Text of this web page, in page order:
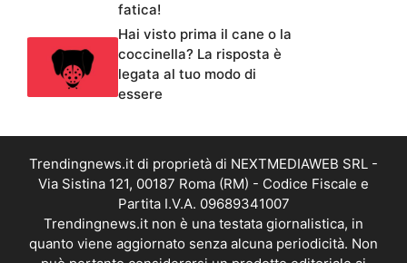
fatica!
Hai visto prima il cane o la
coccinella? La risposta è
legata al tuo modo di
essere
Trendingnews.it di proprietà di NEXTMEDIAWEB SRL -
Via Sistina 121, 00187 Roma (RM) - Codice Fiscale e
Partita I.V.A. 09689341007
Trendingnews.it non è una testata giornalistica, in
quanto viene aggiornato senza alcuna periodicità. Non